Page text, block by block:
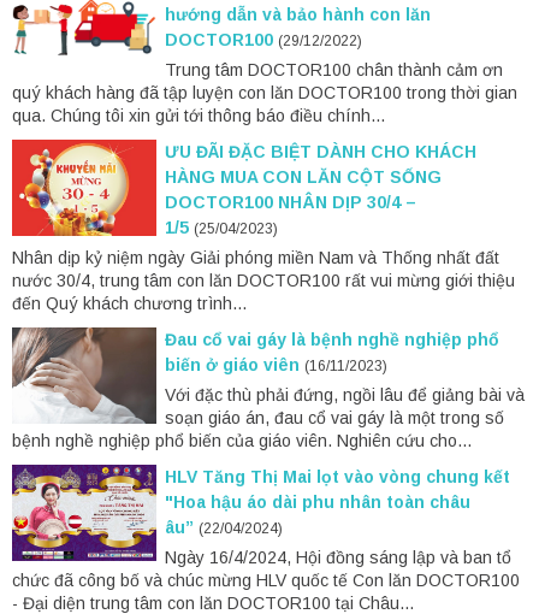
hướng dẫn và bảo hành con lăn
DOCTOR100 (29/12/2022)
Trung tâm DOCTOR100 chân thành cảm ơn
quý khách hàng đã tập luyện con lăn DOCTOR100 trong thời gian
qua. Chúng tôi xin gửi tới thông báo điều chính...
ƯU ĐÃI ĐẶC BIỆT DÀNH CHO KHÁCH
HÀNG MUA CON LĂN CỘT SỐNG
DOCTOR100 NHÂN DỊP 30/4 –
1/5 (25/04/2023)
Nhân dịp kỷ niệm ngày Giải phóng miền Nam và Thống nhất đất
nước 30/4, trung tâm con lăn DOCTOR100 rất vui mừng giới thiệu
đến Quý khách chương trình...
Đau cổ vai gáy là bệnh nghề nghiệp phổ
biến ở giáo viên (16/11/2023)
Với đặc thù phải đứng, ngồi lâu để giảng bài và
soạn giáo án, đau cổ vai gáy là một trong số
bệnh nghề nghiệp phổ biến của giáo viên. Nghiên cứu cho...
HLV Tăng Thị Mai lọt vào vòng chung kết
"Hoa hậu áo dài phu nhân toàn châu
âu” (22/04/2024)
Ngày 16/4/2024, Hội đồng sáng lập và ban tổ
chức đã công bố và chúc mừng HLV quốc tế Con lăn DOCTOR100
- Đại diện trung tâm con lăn DOCTOR100 tại Châu...